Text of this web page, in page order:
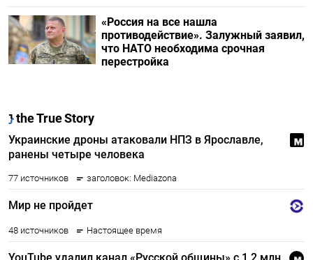
«Россия на все нашла
противодействие». Залужный заявил,
что НАТО необходима срочная
перестройка